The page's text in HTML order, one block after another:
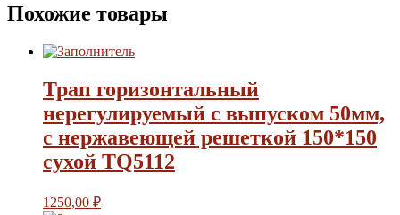
Похожие товары
Трап горизонтальный
нерегулируемый с выпуском 50мм,
с нержавеющей решеткой 150*150
сухой TQ5112
1250,00 ₽